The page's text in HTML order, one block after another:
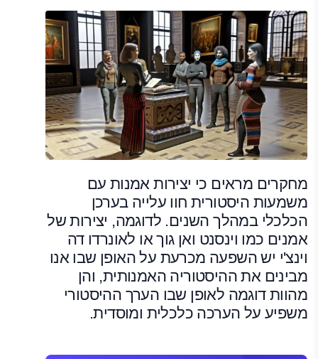
מחקרים מראים כי יצירות אמנות עם
משמעות היסטורית חוו עלייה בערכן
הכלכלי במהלך השנים. לדוגמה, יצירות של
אמנים כמו וינסנט ואן גוך או לאונרדו דה
וינצ'י יש השפעה מכרעת על האופן שבו אנו
מבינים את ההיסטוריה האמנותית, והן
מהוות דוגמה לאופן שבו הערך ההיסטורי
משפיע על הערכה כלכלית ומוסדית.